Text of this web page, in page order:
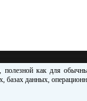
как для
данных,